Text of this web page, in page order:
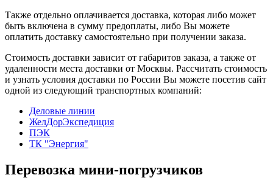
Также отдельно оплачивается доставка, которая либо может
быть включена в сумму предоплаты, либо Вы можете
оплатить доставку самостоятельно при получении заказа.
Стоимость доставки зависит от габаритов заказа, а также от
удаленности места доставки от Москвы. Рассчитать стоимость
и узнать условия доставки по России Вы можете посетив сайт
одной из следующий транспортных компаний:
Деловые линии
ЖелДорЭкспедиция
ПЭК
ТК "Энергия"
Перевозка мини-погрузчиков